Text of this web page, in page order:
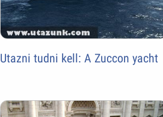
Utazni tudni kell: A Zuccon yacht